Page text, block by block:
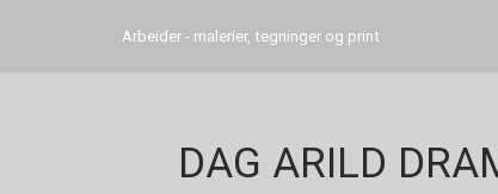
Arbeider - malerier, tegninger og print
DAG ARILD